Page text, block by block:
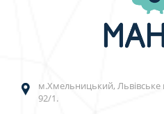
м.Хмельницький, Львівське
92/1.